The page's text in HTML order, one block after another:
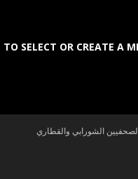
TO SELECT OR CREATE A
الشورابي والقطاري